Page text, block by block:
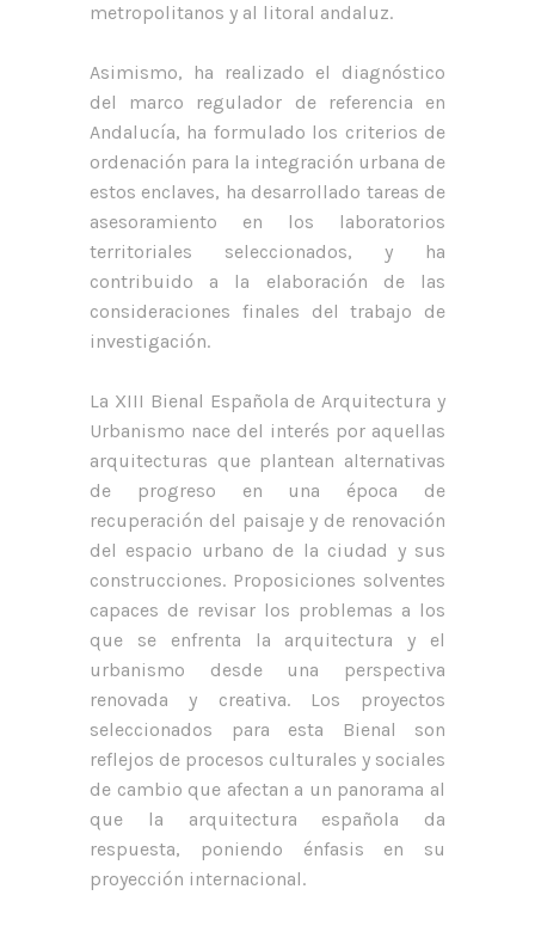
metropolitanos y al litoral andaluz.
Asimismo, ha realizado el diagnóstico
del marco regulador de referencia en
Andalucía, ha formulado los criterios de
ordenación para la integración urbana de
estos enclaves, ha desarrollado tareas de
asesoramiento en los laboratorios
territoriales seleccionados, y ha
contribuido a la elaboración de las
consideraciones finales del trabajo de
investigación.
La XIII Bienal Española de Arquitectura y
Urbanismo nace del interés por aquellas
arquitecturas que plantean alternativas
de progreso en una época de
recuperación del paisaje y de renovación
del espacio urbano de la ciudad y sus
construcciones. Proposiciones solventes
capaces de revisar los problemas a los
que se enfrenta la arquitectura y el
urbanismo desde una perspectiva
renovada y creativa. Los proyectos
seleccionados para esta Bienal son
reflejos de procesos culturales y sociales
de cambio que afectan a un panorama al
que la arquitectura española da
respuesta, poniendo énfasis en su
proyección internacional.